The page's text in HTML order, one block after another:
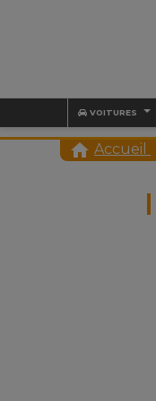
VOITURES
 Accueil